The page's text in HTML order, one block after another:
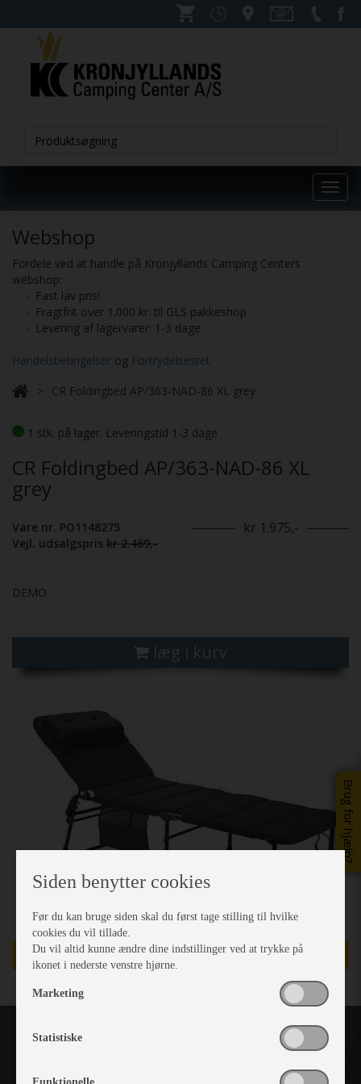
Brug for hjælp?
Webshop
Fordele ved at handle på Kronjyllands Camping Centers
webshop:
- Fast lav pris!
- Fragtfrit over 1.000 kr. til GLS pakkeshop
- Levering af lagervarer: 1-3 dage
Handelsbetingelser og Fortrydelsesret
CR Foldingbed AP/363-NAD-86 XL grey
1 stk. på lager. Leveringstid 1-3 dage
CR Foldingbed AP/363-NAD-86 XL
grey
Vare nr. PO1148275
Vejl. udsalgspris kr 2.469,-
kr 1.975,-
DEMO
læg i kurv
DEMO/UDSTILLINGSMODEL
Siden benytter cookies
Før du kan bruge siden skal du først tage stilling til hvilke
cookies du vil tillade.
Du vil altid kunne ændre dine indstillinger ved at trykke på
ikonet i nederste venstre hjørne.
Marketing
Statistiske